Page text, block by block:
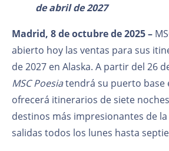
de abril de 2027
Madrid, 8 de octubre de 2025 –
abierto hoy las ventas para sus
de 2027 en Alaska. A partir del 26
MSC Poesiatendrá su puerto base
ofrecerá itinerarios de siete
destinos más impresionantes de
salidas todos los lunes hasta